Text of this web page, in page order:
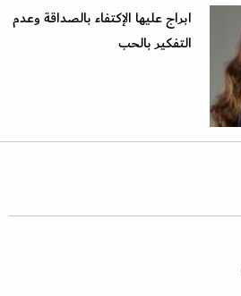
ابراج عليها الإكتفاء بالصداقة وعدم
التفكير بالحب